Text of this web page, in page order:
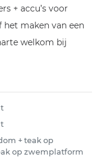
+ accu’s voor
het maken van een
welkom bij
+ teak op
op zwemplatform